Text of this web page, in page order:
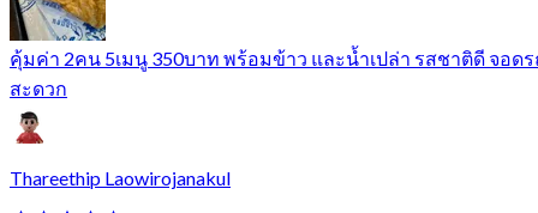
คุ้มค่า 2คน 5เมนู 350บาท พร้อมข้าว และน้ำเปล่า รสชาติดี จอด
สะดวก
Thareethip Laowirojanakul